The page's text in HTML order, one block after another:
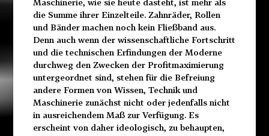
Maschinerie, wie sie heute dasteht, ist mehr als
die Summe ihrer Einzelteile. Zahnräder, Rollen
und Bänder machen noch kein Fließband aus.
Denn auch wenn der wissenschaftliche Fortschritt
und die technischen Erfindungen der Moderne
durchweg den Zwecken der Profitmaximierung
untergeordnet sind, stehen für die Befreiung
andere Formen von Wissen, Technik und
Maschinerie zunächst nicht oder jedenfalls nicht
in ausreichendem Maß zur Verfügung. Es
erscheint von daher ideologisch, zu behaupten,